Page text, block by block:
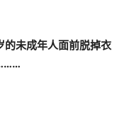
未成年人面前脱掉衣